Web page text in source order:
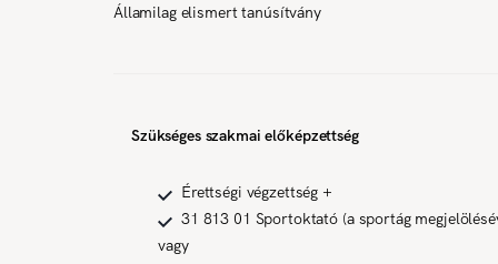
Államilag elismert tanúsítvány
Szükséges szakmai előképzettség
Érettségi végzettség +
31 813 01 Sportoktató (a sportág
vagy